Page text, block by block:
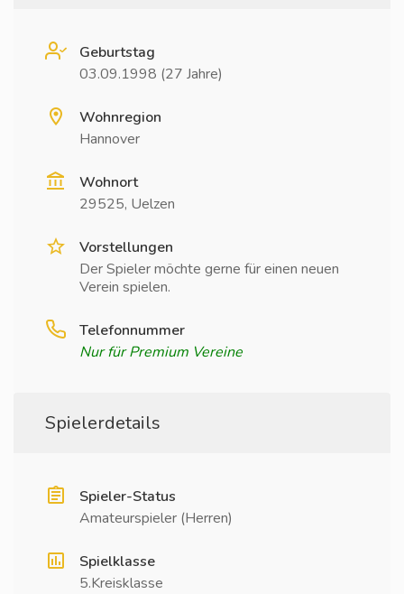
Geburtstag
03.09.1998 (27 Jahre)
Wohnregion
Hannover
Wohnort
29525, Uelzen
Vorstellungen
Der Spieler möchte gerne für einen neuen
Verein spielen.
Telefonnummer
Nur für Premium Vereine
Spielerdetails
Spieler-Status
Amateurspieler (Herren)
Spielklasse
5.Kreisklasse